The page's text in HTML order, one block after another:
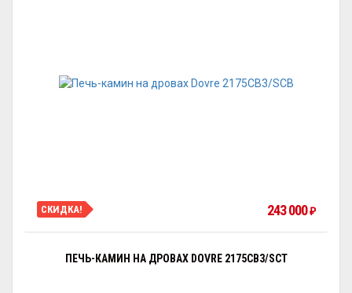
СКИДКА! 243 000 ₽
ПЕЧЬ-КАМИН НА ДРОВАХ DOVRE 2175CB3/SCT